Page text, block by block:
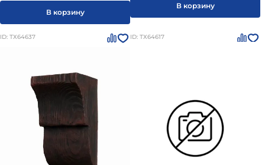
В корзину
В корзину
ID: ТХ64637 ID: ТХ64617